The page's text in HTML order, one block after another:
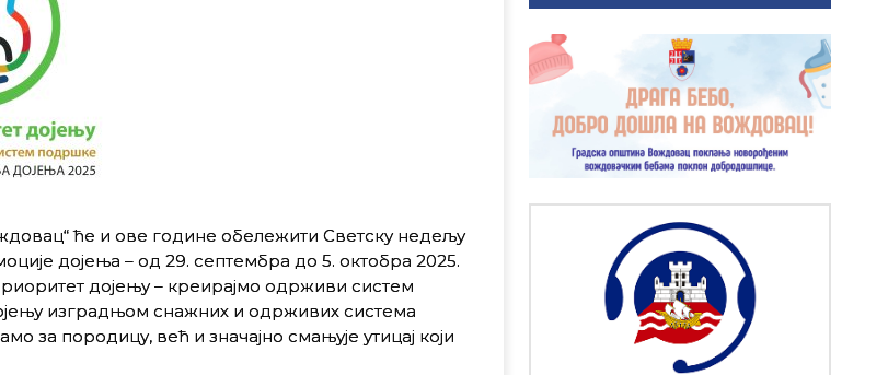
ће и ове године обележити Светску недељу
дојења – од 29. септембра до 5. октобра 2025.
дојењу – креирајмо одрживи систем
изградњом снажних и одрживих система
породицу, већ и значајно смањује утицај који